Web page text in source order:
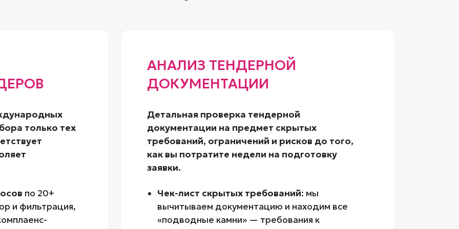
только тех
по 20+
и фильтрация,
АНАЛИЗ ТЕНДЕРНОЙ
ДОКУМЕНТАЦИИ
Детальная проверка тендерной
документации на предмет скрытых
требований, ограничений и рисков до того,
как вы потратите недели на подготовку
заявки.
Чек-лист скрытых требований: мы
вычитываем документацию и находим все
«подводные камни» — требования к